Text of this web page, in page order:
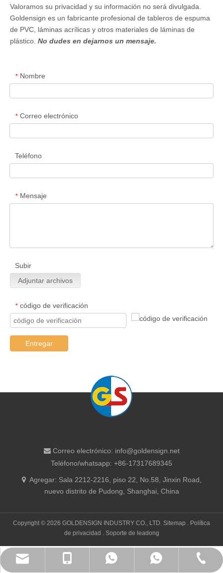
Valoramos su privacidad y su información no será divulgada.
Goldensign es un fabricante profesional de tableros de espuma
de PVC, láminas acrílicas y otros materiales de láminas de
plástico. No dudes en dejarnos un mensaje.
* Nombre
* Correo electrónico
Teléfono
* Mensaje
Subir
Adjuntar archivos
* código de verificación
Entregar
Correo electrónico: info@goldensign.net
Teléfono/whatsapp: +86-17317689345
Agregar: ​Sala 2212-2216, piso 22, No.58, Jinxin Road,
nuevo distrito de Pudong, Shanghai, China
Copyright © 2026 GOLDENSIGN INDUSTRY CO., LTD. Sitemap . Política
de privacidad . Soporte de leadong
info@goldensign.net
+86 15221358016
+86 15221358016
Teléfono fijo